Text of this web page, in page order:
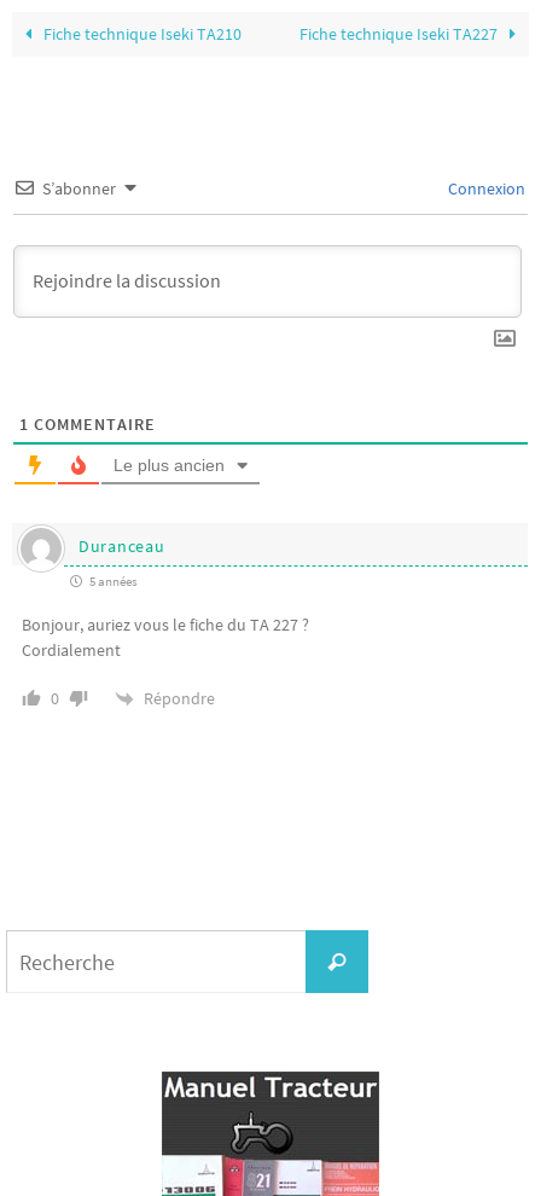
Fiche technique Iseki TA210 Fiche technique Iseki TA227
S’abonner Connexion
1 COMMENTAIRE
Le plus ancien
Duranceau
5 années
Bonjour, auriez vous le fiche du TA 227 ?
Cordialement
0 Répondre
Recherche